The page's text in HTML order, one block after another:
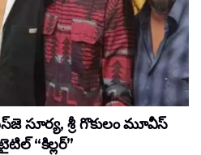
సూర్య, శ్రీ గొకులం మూవీస్‌
“కిల్లర్”